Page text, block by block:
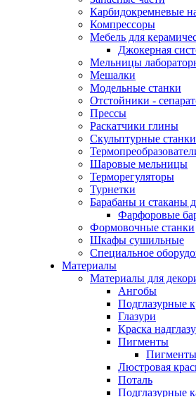
Карбидокремневые
Компрессоры
Мебель для
Джокерная
Мельницы
Мешалки
Модельные станки
Отстойники -
Прессы
Раскатчики глины
Скульптурные станки
Шаровые мельницы
Терморегуляторы
Турнетки
Барабаны и стаканы
Фарфоровые
Формовочные станки
Шкафы сушильные
Специальное
Материалы
Материалы для
Ангобы
Подглазурные
Глазури
Краска
Пигменты
Люстровая
Поталь
Подглазурные